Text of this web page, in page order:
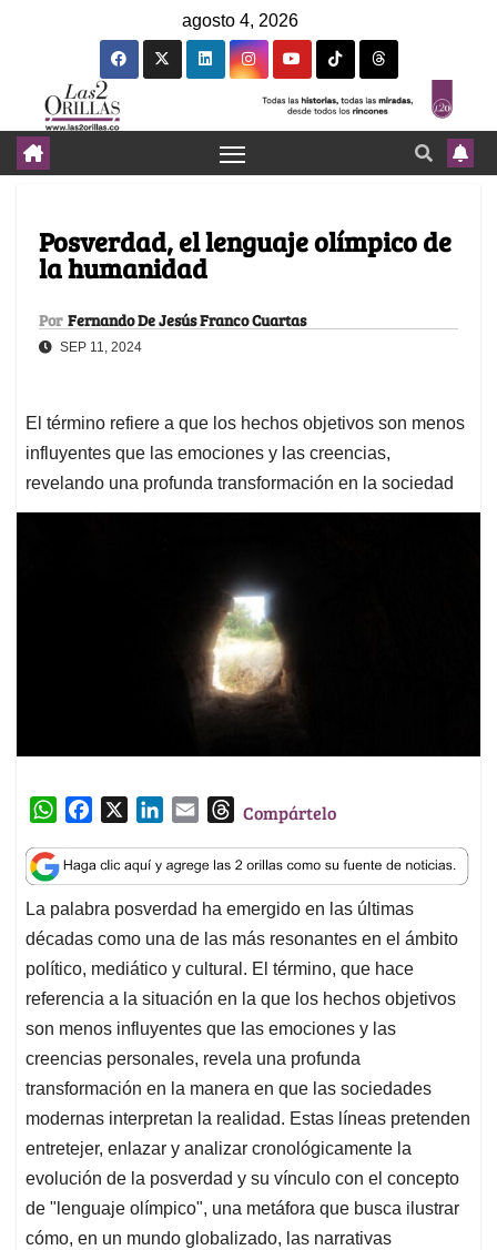
agosto 4, 2026
Posverdad, el lenguaje olímpico de
la humanidad
Por Fernando De Jesús Franco Cuartas
SEP 11, 2024
El término refiere a que los hechos objetivos son menos
influyentes que las emociones y las creencias,
revelando una profunda transformación en la sociedad
W
a
t
s
A
p
p
c
e
b
o
o
k
n
k
e
d
I
n
a
i
l
T
r
e
a
d
s
Compártelo
La palabra posverdad ha emergido en las últimas
décadas como una de las más resonantes en el ámbito
político, mediático y cultural. El término, que hace
referencia a la situación en la que los hechos objetivos
son menos influyentes que las emociones y las
creencias personales, revela una profunda
transformación en la manera en que las sociedades
modernas interpretan la realidad. Estas líneas pretenden
entretejer, enlazar y analizar cronológicamente la
evolución de la posverdad y su vínculo con el concepto
de "lenguaje olímpico", una metáfora que busca ilustrar
cómo, en un mundo globalizado, las narrativas